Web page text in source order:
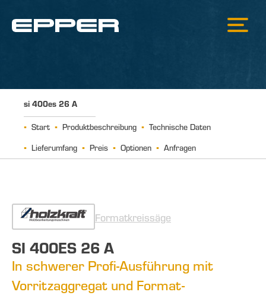
si 400es 26 A
Start Produktbeschreibung
Technische Daten
Lieferumfang
Preis Optionen Anfragen
Formatkreissäge
SI 400ES 26 A
In schwerer Profi-Ausführung mit
Vorritzaggregat und Format-